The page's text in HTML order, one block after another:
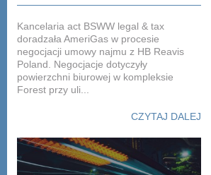
Kancelaria act BSWW legal & tax
doradzała AmeriGas w procesie
negocjacji umowy najmu z HB Reavis
Poland. Negocjacje dotyczyły
powierzchni biurowej w kompleksie
Forest przy uli...
CZYTAJ DALEJ